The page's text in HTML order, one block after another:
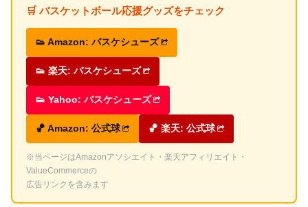
🛒 バスケットボール応援グッズをチェック
👟 Amazon: バスケシューズ
👟 楽天: バスケシューズ
👟 Yahoo: バスケシューズ
🏀 Amazon: 公式球 🏀 楽天: 公式球
※当ページはAmazonアソシエイト・楽天アフィリエイト・
ValueCommerceの
広告リンクを含みます